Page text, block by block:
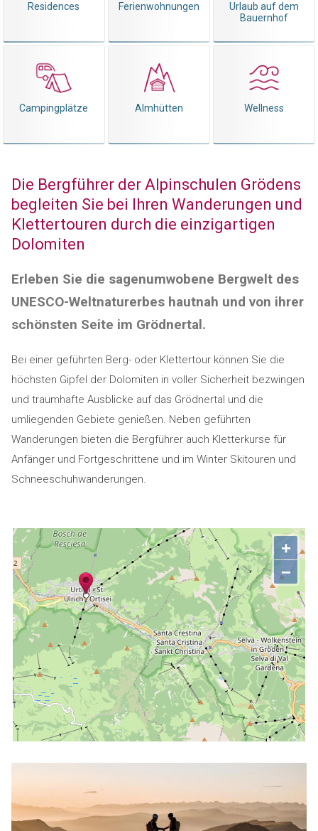
Residences Ferienwohnungen
Urlaub auf dem
Bauernhof
Campingplätze Almhütten Wellness
Die Bergführer der Alpinschulen Grödens
begleiten Sie bei Ihren Wanderungen und
Klettertouren durch die einzigartigen
Dolomiten
Erleben Sie die sagenumwobene Bergwelt des
UNESCO-Weltnaturerbes hautnah und von ihrer
schönsten Seite im Grödnertal.
Bei einer geführten Berg- oder Klettertour können Sie die
höchsten Gipfel der Dolomiten in voller Sicherheit bezwingen
und traumhafte Ausblicke auf das Grödnertal und die
umliegenden Gebiete genießen. Neben geführten
Wanderungen bieten die Bergführer auch Kletterkurse für
Anfänger und Fortgeschrittene und im Winter Skitouren und
Schneeschuhwanderungen.
+
−